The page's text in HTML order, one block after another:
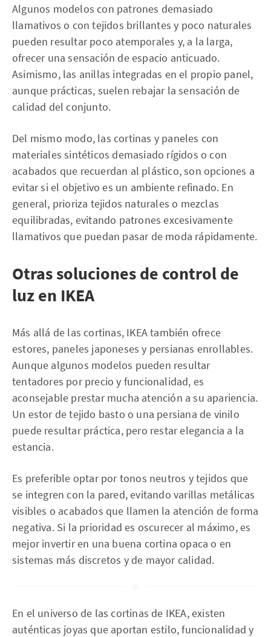
Algunos modelos con patrones demasiado
llamativos o con tejidos brillantes y poco naturales
pueden resultar poco atemporales y, a la larga,
ofrecer una sensación de espacio anticuado.
Asimismo, las anillas integradas en el propio panel,
aunque prácticas, suelen rebajar la sensación de
calidad del conjunto.
Del mismo modo, las cortinas y paneles con
materiales sintéticos demasiado rígidos o con
acabados que recuerdan al plástico, son opciones a
evitar si el objetivo es un ambiente refinado. En
general, prioriza tejidos naturales o mezclas
equilibradas, evitando patrones excesivamente
llamativos que puedan pasar de moda rápidamente.
Otras soluciones de control de
luz en IKEA
Más allá de las cortinas, IKEA también ofrece
estores, paneles japoneses y persianas enrollables.
Aunque algunos modelos pueden resultar
tentadores por precio y funcionalidad, es
aconsejable prestar mucha atención a su apariencia.
Un estor de tejido basto o una persiana de vinilo
puede resultar práctica, pero restar elegancia a la
estancia.
Es preferible optar por tonos neutros y tejidos que
se integren con la pared, evitando varillas metálicas
visibles o acabados que llamen la atención de forma
negativa. Si la prioridad es oscurecer al máximo, es
mejor invertir en una buena cortina opaca o en
sistemas más discretos y de mayor calidad.
En el universo de las cortinas de IKEA, existen
auténticas joyas que aportan estilo, funcionalidad y